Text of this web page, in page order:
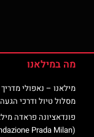
מה במילאנו
מילאנו – נאפולי
מסלול טיול ודרכי הגעה
פונדאציונה פראדה
(Fondazione Prada Milan)